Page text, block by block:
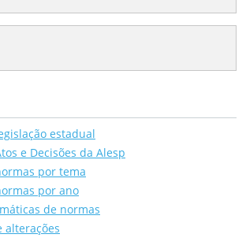
estadual
e Decisões da Alesp
por tema
por ano
de normas
alterações